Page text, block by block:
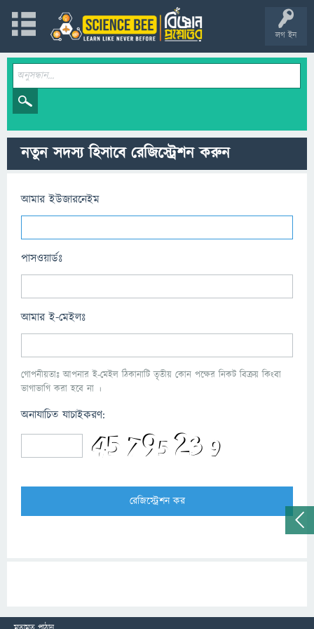
লগ ইন
নতুন সদস্য হিসাবে রেজিস্ট্রেশন করুন
আমার ইউজারনেইম
পাসওয়ার্ডঃ
আমার ই-মেইলঃ
গোপনীয়তাঃ আপনার ই-মেইল ঠিকানাটি তৃতীয় কোন পক্ষের নিকট বিক্রয় কিংবা
ভাগাভাগি করা হবে না ।
অনাযাচিত যাচাইকরণ: